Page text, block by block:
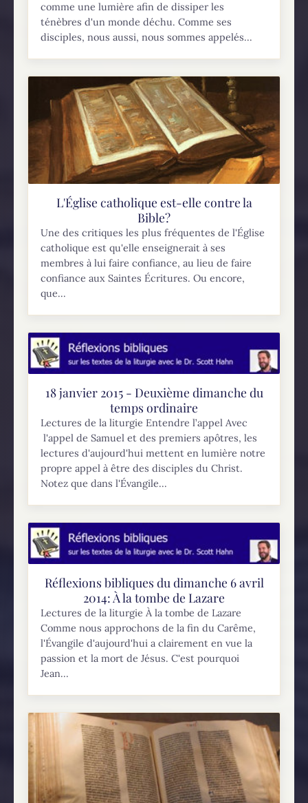
comme une lumière afin de dissiper les
ténèbres d'un monde déchu. Comme ses
disciples, nous aussi, nous sommes appelés...
L'Église catholique est-elle contre la
Bible?
Une des critiques les plus fréquentes de l'Église
catholique est qu'elle enseignerait à ses
membres à lui faire confiance, au lieu de faire
confiance aux Saintes Écritures. Ou encore,
que...
18 janvier 2015 - Deuxième dimanche du
temps ordinaire
Lectures de la liturgie Entendre l’appel Avec
l'appel de Samuel et des premiers apôtres, les
lectures d'aujourd'hui mettent en lumière notre
propre appel à être des disciples du Christ.
Notez que dans l'Évangile...
Réflexions bibliques du dimanche 6 avril
2014: À la tombe de Lazare
Lectures de la liturgie À la tombe de Lazare
Comme nous approchons de la fin du Carême,
l'Évangile d'aujourd'hui a clairement en vue la
passion et la mort de Jésus. C'est pourquoi
Jean...